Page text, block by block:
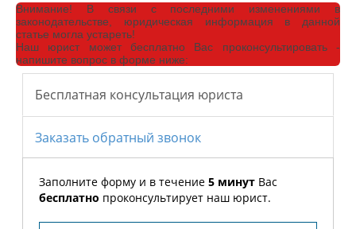
Внимание! В связи с последними изменениями в
законодательстве, юридическая информация в данной
статье могла устареть!
Наш юрист может бесплатно Вас проконсультировать -
напишите вопрос в форме ниже: